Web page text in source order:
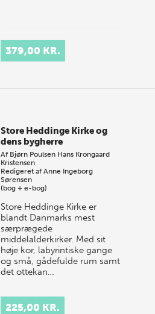
379,00 KR.
Store Heddinge Kirke og
dens bygherre
Af Bjørn Poulsen Hans Krongaard
Kristensen
Redigeret afAnne Ingeborg
Sørensen
(bog + e-bog)
Store Heddinge Kirke er
blandt Danmarks mest
særprægede
middelalderkirker. Med sit
høje kor, labyrintiske gange
og små, gådefulde rum samt
det ottekan…
225,00 KR.